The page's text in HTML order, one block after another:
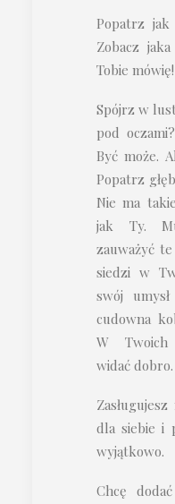
Popatrz jak
Zobacz
Tobie mówię!
Spójrz w
pod
Być może.
Popatrz
Nie ma
jak Ty.
zauważyć
siedzi w
swój
cudowna
W Twoich
widać dobro.
dla siebie i
wyjątkowo.
Chcę